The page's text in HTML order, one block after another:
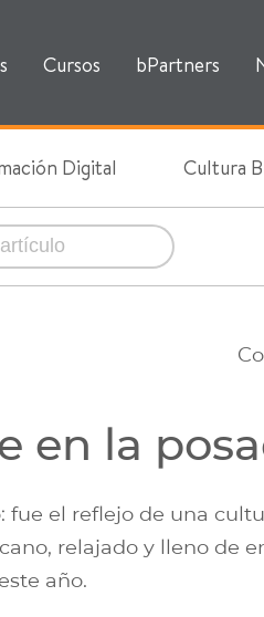
Cursos bPartners
Digital Cultura
en la
fue el reflejo de una
relajado y lleno de
año.